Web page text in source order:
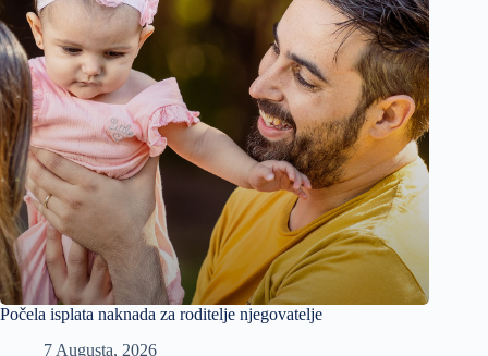
Počela isplata naknada za roditelje njegovatelje
7 Augusta, 2026